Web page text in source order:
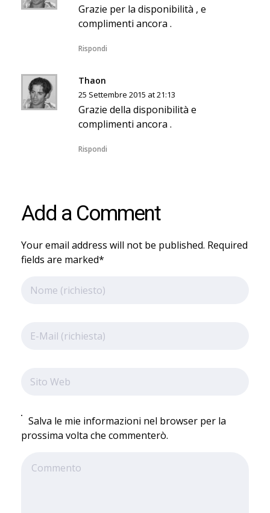
Grazie per la disponibilità , e
complimenti ancora .
Rispondi
Thaon
25 Settembre 2015 at 21:13
Grazie della disponibilità e
complimenti ancora .
Rispondi
Add a Comment
Your email address will not be published. Required
fields are marked*
Salva le mie informazioni nel browser per la
prossima volta che commenterò.